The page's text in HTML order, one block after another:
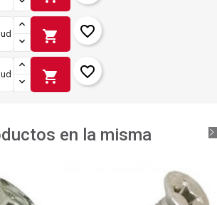
ud shopping_cart favorite_border
ud shopping_cart favorite_border
en la misma